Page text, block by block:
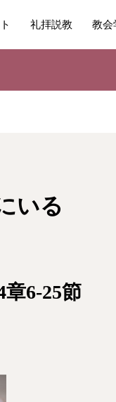
礼拝説教 教会
いる
6-25節